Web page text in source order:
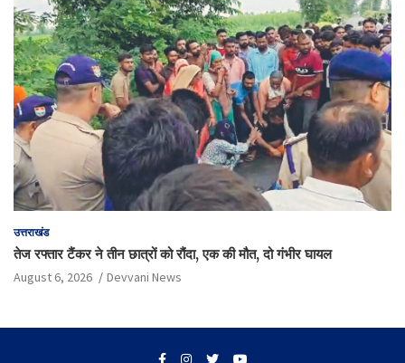
उत्तराखंड
तेज रफ्तार टैंकर ने तीन छात्रों को रौंदा, एक की मौत, दो गंभीर घायल
August 6, 2026 Devvani News